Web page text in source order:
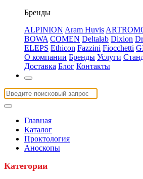
Бренды
ALPINION Aram Huvis
BOWA COMEN Deltalab Dixion
ELEPS Ethicon Fazzini Fiocchetti
О компании Бренды Услуги
Доставка Блог Контакты
Главная
Каталог
Проктология
Аноскопы
Категории